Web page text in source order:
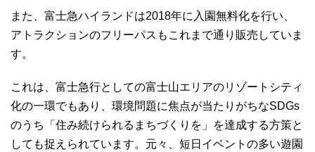
また、富士急ハイランドは2018年に入園無料化を行い、
アトラクションのフリーパスもこれまで通り販売していま
す。
これは、富士急行としての富士山エリアのリゾートシティ
化の一環でもあり、環境問題に焦点が当たりがちなSDGs
のうち「住み続けられるまちづくりを」を達成する方策と
しても捉えられています。元々、短日イベントの多い遊園